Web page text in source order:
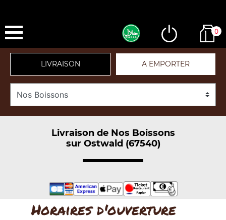
0
LIVRAISON A EMPORTER
Livraison de Nos Boissons
sur Ostwald (67540)
Horaires d'ouverture